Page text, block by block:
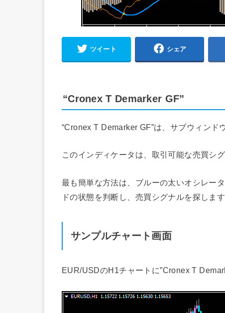
ツイート シェア
“Cronex T Demarker GF”
“Cronex T Demarker GF”は、サブウィンド
このインディケータは、取引可能な売買シ
最も簡単な方法は、ブルーの太いオシレー
ドの状態を判断し、売買シグナルを探します
サンプルチャート画面
EUR/USDのH1チャートに”Cronex T